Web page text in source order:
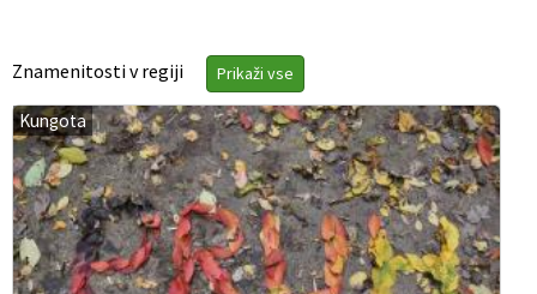
Znamenitosti v regiji Prikaži vse
Kungota